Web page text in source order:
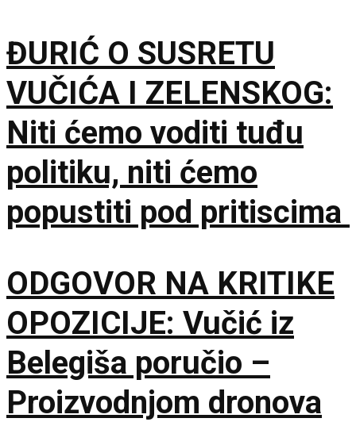
ĐURIĆ O SUSRETU
VUČIĆA I ZELENSKOG:
Niti ćemo voditi tuđu
politiku, niti ćemo
popustiti pod pritiscima
ODGOVOR NA KRITIKE
OPOZICIJE: Vučić iz
Belegiša poručio –
Proizvodnjom dronova